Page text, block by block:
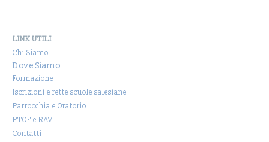
LINK UTILI
Chi Siamo
Dove Siamo
Formazione
Iscrizioni e rette scuole salesiane
Parrocchia e Oratorio
PTOF e RAV
Contatti